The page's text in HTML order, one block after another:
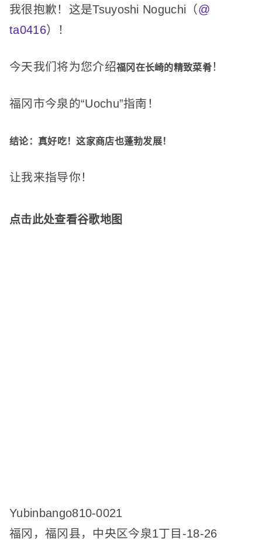
我很抱歉！ 这是Tsuyoshi Noguchi（@
ta0416）！
今天我们将为您介绍福冈在长崎的精致菜肴！
福冈市今泉的“Uochu”指南！
结论：真好吃！这家商店也蓬勃发展！
让我来指导你！
点击此处查看谷歌地图
Yubinbango810-0021
福冈，福冈县，中央区今泉1丁目-18-26